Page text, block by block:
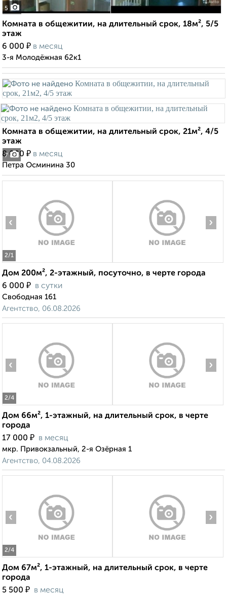
5
Комната в общежитии, на длительный срок, 18м², 5/5
этаж
6 000 ₽ в месяц
3-я Молодёжная 62к1
7
Комната в общежитии, на длительный срок, 21м², 4/5
этаж
8 000 ₽ в месяц
Петра Осминина 30
2/1
‹ ›
Дом 200м², 2-этажный, посуточно, в черте города
6 000 ₽ в сутки
Свободная 161
Агентство, 06.08.2026
2/4
‹ ›
Дом 66м², 1-этажный, на длительный срок, в черте
города
17 000 ₽ в месяц
мкр. Привокзальный, 2-я Озёрная 1
Агентство, 04.08.2026
2/4
‹ ›
Дом 67м², 1-этажный, на длительный срок, в черте
города
5 500 ₽ в месяц